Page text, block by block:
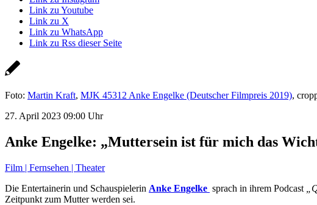
Link zu Youtube
Link zu X
Link zu WhatsApp
Link zu Rss dieser Seite
Foto: Martin Kraft, MJK 45312 Anke Engelke (Deutscher Filmpreis 2019),
27. April 2023 09:00 Uhr
Anke Engelke: „Muttersein ist für mich das
Film | Fernsehen | Theater
Die Entertainerin und Schauspielerin Anke Engelke sprach in ihrem Podcast
Zeitpunkt zum Mutter werden sei.